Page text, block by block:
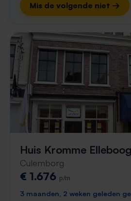
Mis de volgende niet →
Huis Kromme
Culemborg
€ 1.676 p/m
3 maanden, 2 weken geleden